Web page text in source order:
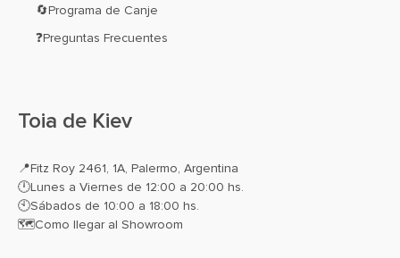
🔄Programa de Canje
❓Preguntas Frecuentes
Toia de Kiev
📍Fitz Roy 2461, 1A, Palermo, Argentina
🕛Lunes a Viernes de 12:00 a 20:00 hs.
🕙Sábados de 10:00 a 18:00 hs.
🗺️Como llegar al Showroom